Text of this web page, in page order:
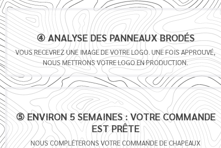
④ ANALYSE DES PANNEAUX BRODÉS
VOUS RECEVREZ UNE IMAGE DE VOTRE LOGO. UNE FOIS APPROUVÉ,
NOUS METTRONS VOTRE LOGO EN PRODUCTION.
⑤ ENVIRON 5 SEMAINES : VOTRE COMMANDE
EST PRÊTE